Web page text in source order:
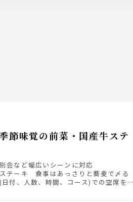
節味覚の前菜・国産牛ステ
会など幅広いシーンに対応
テーキ 食事はあっさりと蕎麦で〆る
付、人数、時間、コース)での空席を表